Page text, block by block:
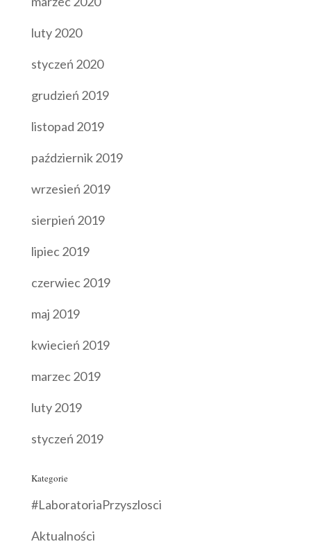
luty 2020
styczeń 2020
grudzień 2019
listopad 2019
październik 2019
wrzesień 2019
sierpień 2019
lipiec 2019
czerwiec 2019
maj 2019
kwiecień 2019
marzec 2019
luty 2019
styczeń 2019
Kategorie
#LaboratoriaPrzyszlosci
Aktualności